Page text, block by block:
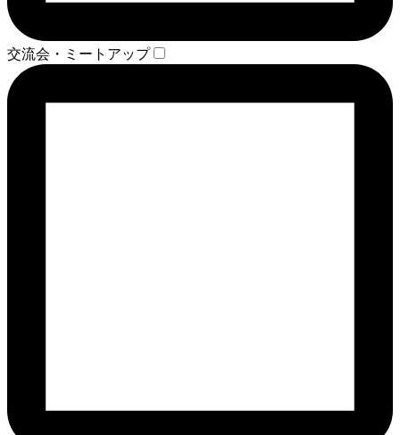
交流会・ミートアップ